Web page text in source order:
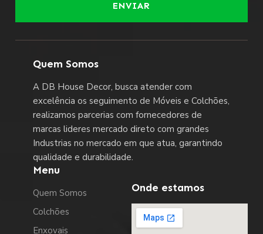
ENVIAR
Quem Somos
A DB House Decor, busca atender com
excelência os seguimento de Móveis e Colchões,
realizamos parcerias com fornecedores de
marcas lideres mercado direto com grandes
Industrias no mercado em que atua, garantindo
qualidade e durabilidade.
Menu
Quem Somos
Colchões
Enxovais
Onde estamos